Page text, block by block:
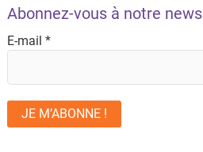
Abonnez-vous à notre
E-mail *